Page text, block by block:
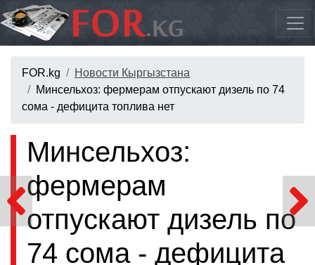
FOR.kg
Новости Кыргызстана
Минсельхоз: фермерам отпускают дизель по 74
сома - дефицита топлива нет
Минсельхоз:
фермерам
отпускают дизель по
74 сома - дефицита